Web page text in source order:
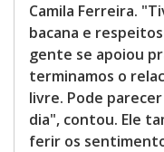
Camila Ferreira.
bacana e
gente se apoiou
terminamos o
livre. Pode
dia", contou. Ele
ferir os